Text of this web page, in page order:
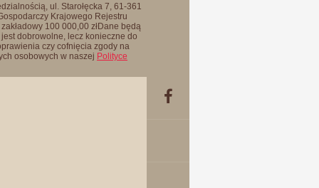
ul. Starołęcka 7, 61-361
Krajowego Rejestru
100 000,00 złDane będą
dobrowolne, lecz konieczne do
czy cofnięcia zgody na
osobowych w naszej Polityce